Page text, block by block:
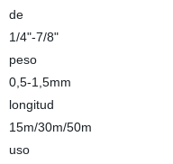
de
1/4"-7/8"
peso
0,5-1,5mm
longitud
15m/30m/50m
uso